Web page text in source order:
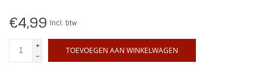
SALE
€4,99 Incl. btw
+
-
TOEVOEGEN AAN WINKELWAGEN